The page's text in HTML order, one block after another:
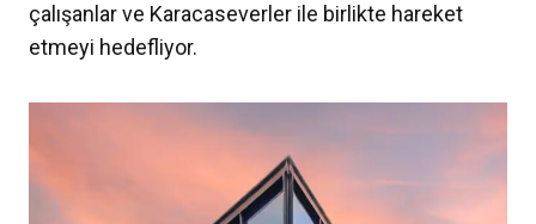
çalışanlar ve Karacaseverler ile birlikte hareket
etmeyi hedefliyor.